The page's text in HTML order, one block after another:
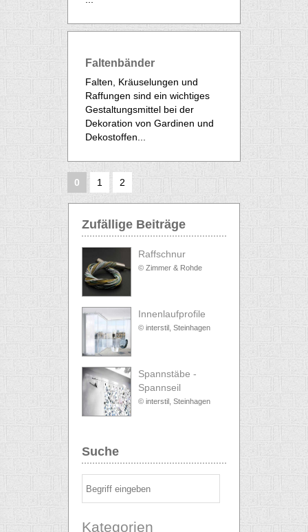
Faltenbänder
Falten, Kräuselungen und
Raffungen sind ein wichtiges
Gestaltungsmittel bei der
Dekoration von Gardinen und
Dekostoffen...
0 1 2
Zufällige Beiträge
Raffschnur
© Zimmer & Rohde
Innenlaufprofile
© interstil, Steinhagen
Spannstäbe -
Spannseil
© interstil, Steinhagen
Suche
Kategorien